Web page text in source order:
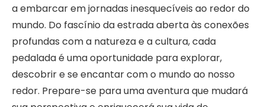
a embarcar em jornadas inesquecíveis ao redor do
mundo. Do fascínio da estrada aberta às conexões
profundas com a natureza e a cultura, cada
pedalada é uma oportunidade para explorar,
descobrir e se encantar com o mundo ao nosso
redor. Prepare-se para uma aventura que mudará